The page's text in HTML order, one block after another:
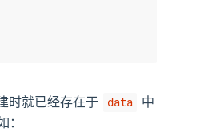
时就已经存在于 data
中